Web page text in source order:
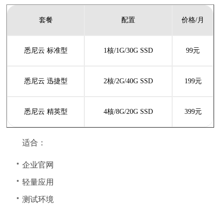
套餐 配置 价格/月
悉尼云 标准型 1核/1G/30G SSD 99元
悉尼云 迅捷型 2核/2G/40G SSD 199元
悉尼云 精英型 4核/8G/20G SSD 399元
适合：
企业官网
轻量应用
测试环境